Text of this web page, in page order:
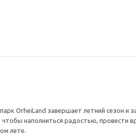
OrheiLand завершает летний сезон и
наполниться радостью, провести
лете.